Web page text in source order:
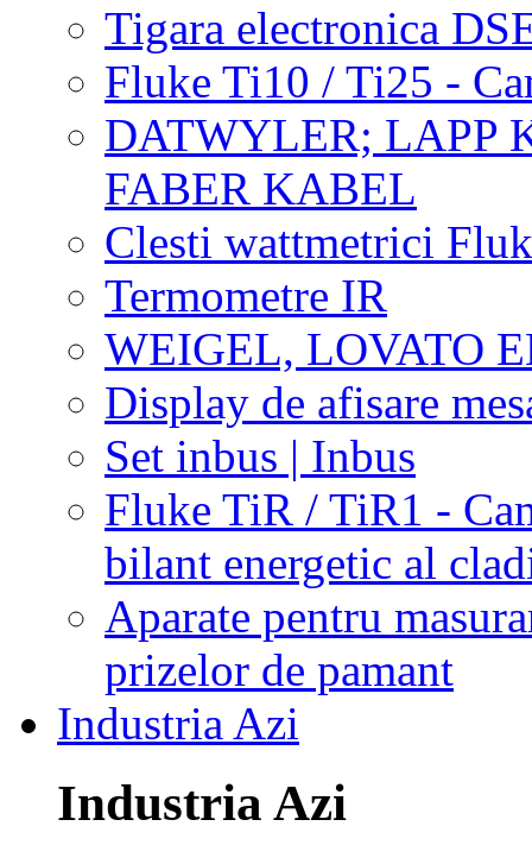
Tigara electronica
Fluke Ti10 / Ti25 -
DATWYLER; LAPP
FABER KABEL
Clesti wattmetrici
Termometre IR
WEIGEL, LOVATO
Display de afisare
Set inbus | Inbus
Fluke TiR / TiR1 -
bilant energetic al
Aparate pentru
prizelor de pamant
Industria Azi
Industria Azi